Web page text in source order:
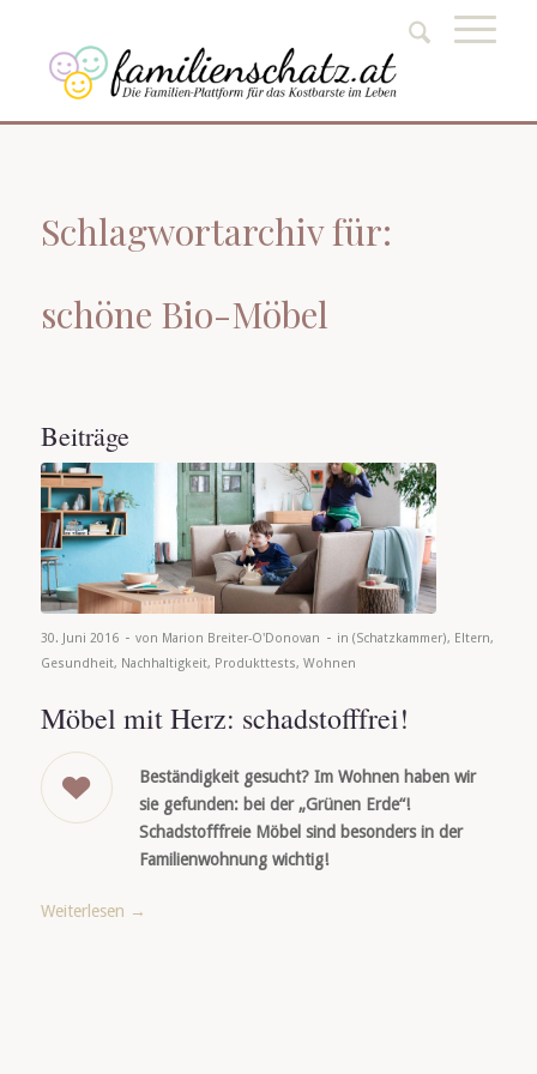
Schlagwortarchiv für:
schöne Bio-Möbel
Beiträge
30. Juni 2016 - von Marion Breiter-O'Donovan - in (Schatzkammer), Eltern,
Gesundheit, Nachhaltigkeit, Produkttests, Wohnen
Möbel mit Herz: schadstofffrei!
Beständigkeit gesucht? Im Wohnen haben wir
sie gefunden: bei der „Grünen Erde“!
Schadstofffreie Möbel sind besonders in der
Familienwohnung wichtig!
Weiterlesen →